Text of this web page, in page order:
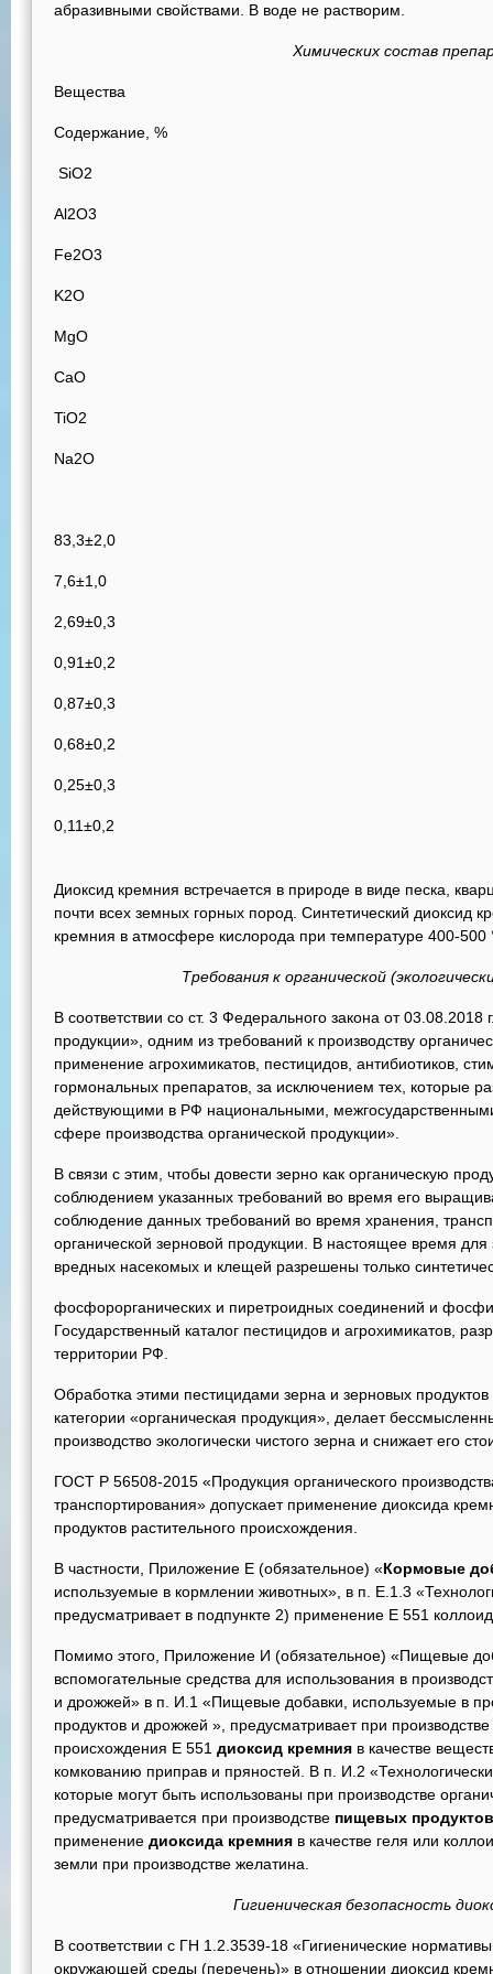
абразивными свойствами. В воде не растворим.
Химических состав
Вещества
Содержание, %
SiO2
Al2O3
Fe2O3
K2O
MgO
CaO
TiO2
Na2O
83,3±2,0
7,6±1,0
2,69±0,3
0,91±0,2
0,87±0,3
0,68±0,2
0,25±0,3
0,11±0,2
Диоксид кремния встречается в природе в виде песка,
почти всех земных горных пород. Синтетический диоксид
кремния в атмосфере кислорода при температуре 400-500
Требования к органической
В соответствии со ст. 3 Федерального закона от
продукции», одним из требований к производству
применение агрохимикатов, пестицидов, антибиотиков,
гормональных препаратов, за исключением тех, которые
действующими в РФ национальными,
сфере производства органической продукции».
В связи с этим, чтобы довести зерно как органическую
соблюдением указанных требований во время его
соблюдение данных требований во время хранения,
органической зерновой продукции. В настоящее время
вредных насекомых и клещей разрешены только
фосфорорганических и пиретроидных соединений и
Государственный каталог пестицидов и агрохимикатов,
территории РФ.
Обработка этими пестицидами зерна и зерновых
категории «органическая продукция», делает
производство экологически чистого зерна и снижает его
ГОСТ Р 56508-2015 «Продукция органического
транспортирования» допускает применение диоксида
продуктов растительного происхождения.
В частности, Приложение Е (обязательное) «Кормовые
используемые в кормлении животных», в п. Е.1.3
предусматривает в подпункте 2) применение Е 551
Помимо этого, Приложение И (обязательное) «Пищевые
вспомогательные средства для использования в
и дрожжей» в п. И.1 «Пищевые добавки, используемые в
продуктов и дрожжей », предусматривает при производстве
происхождения Е 551 диоксид кремния в качестве
комкованию приправ и пряностей. В п. И.2
которые могут быть использованы при производстве
предусматривается при производстве пищевых
применение диоксида кремния в качестве геля или
земли при производстве желатина.
Гигиеническая безопасность
В соответствии с ГН 1.2.3539-18 «Гигиенические
окружающей среды (перечень)» в отношении диоксид